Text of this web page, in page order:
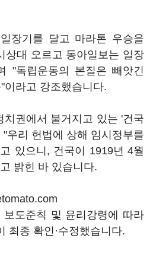
장기를 달고 마라톤 우승을
상대 오르고 동아일보는 일장
"독립운동의 본질은 빼앗긴
이라고 강조했습니다.
치권에서 불거지고 있는 '건국
우리 헌법에 상해 임시정부를
있으니, 건국이 1919년 4월
밝힌 바 있습니다.
도준칙 및 윤리강령에 따라
최종 확인·수정했습니다.